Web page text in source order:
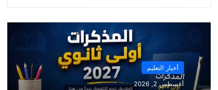
أخبار التعليم
أغسطس 2, 2026